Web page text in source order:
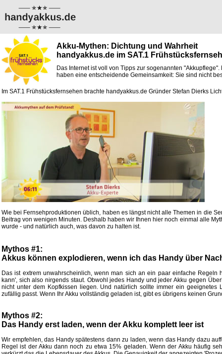
Akku-Mythen: Dichtung und Wahrheit
handyakkus.de im SAT.1
Das Internet ist voll von Tipps zur sogenannten
haben eine entscheidende Gemeinsamkeit: Sie sind nicht
Im SAT.1 Frühstücksfernsehen brachte handyakkus.de Gründer Stefan Dierks
Wie bei Fernsehproduktionen üblich, haben es längst nicht alle Themen in die
Beitrag von wenigen Minuten. Deshalb haben wir Ihnen hier noch einmal alle
wurde - und natürlich auch, was davon zu halten ist.
Mythos #1:
Akkus können explodieren, wenn ich das Handy über
Das ist extrem unwahrscheinlich, wenn man sich an ein paar einfache
kann', sich also nirgends staut. Obwohl jedes Handy und jeder Akku gegen
nicht unter dem Kopfkissen liegen. Und natürlich sollte immer ein geeignetes
zufällig passt. Wenn Ihr Akku vollständig geladen ist, gibt es übrigens keinen
Mythos #2:
Das Handy erst laden, wenn der Akku komplett leer ist
Wir empfehlen, das Handy spätestens dann zu laden, wenn das Handy dazu
Regel ist der Akku dann noch zu etwa 15% geladen. Wenn der Akku häufig